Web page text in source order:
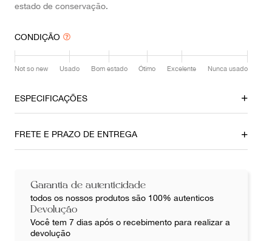
estado de conservação.
CONDIÇÃO
Not so new Usado Bom estado Ótimo Excelente Nunca usado
ESPECIFICAÇÕES
FRETE E PRAZO DE ENTREGA
Garantia de autenticidade
todos os nossos produtos são 100% autenticos
Devolução
Você tem 7 dias após o recebimento para realizar a
devolução